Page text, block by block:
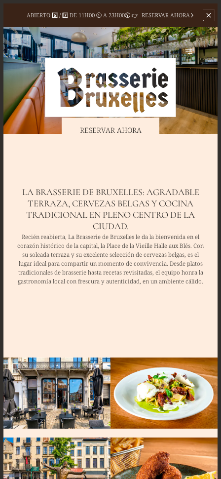
ABIERTO 6️⃣ / 7️⃣ DE 11H00 🕦 A 23H00🕥 👉 RESERVAR AHORA
RESERVAR AHORA
LA BRASSERIE DE BRUXELLES: AGRADABLE
TERRAZA, CERVEZAS BELGAS Y COCINA
TRADICIONAL EN PLENO CENTRO DE LA
CIUDAD.
Recién reabierta, La Brasserie de Bruxelles le da la bienvenida en el
corazón histórico de la capital, la Place de la Vieille Halle aux Blés. Con
su soleada terraza y su excelente selección de cervezas belgas, es el
lugar ideal para compartir un momento de convivencia. Desde platos
tradicionales de brasserie hasta recetas revisitadas, el equipo honra la
gastronomía local con frescura y autenticidad, en un ambiente cálido.